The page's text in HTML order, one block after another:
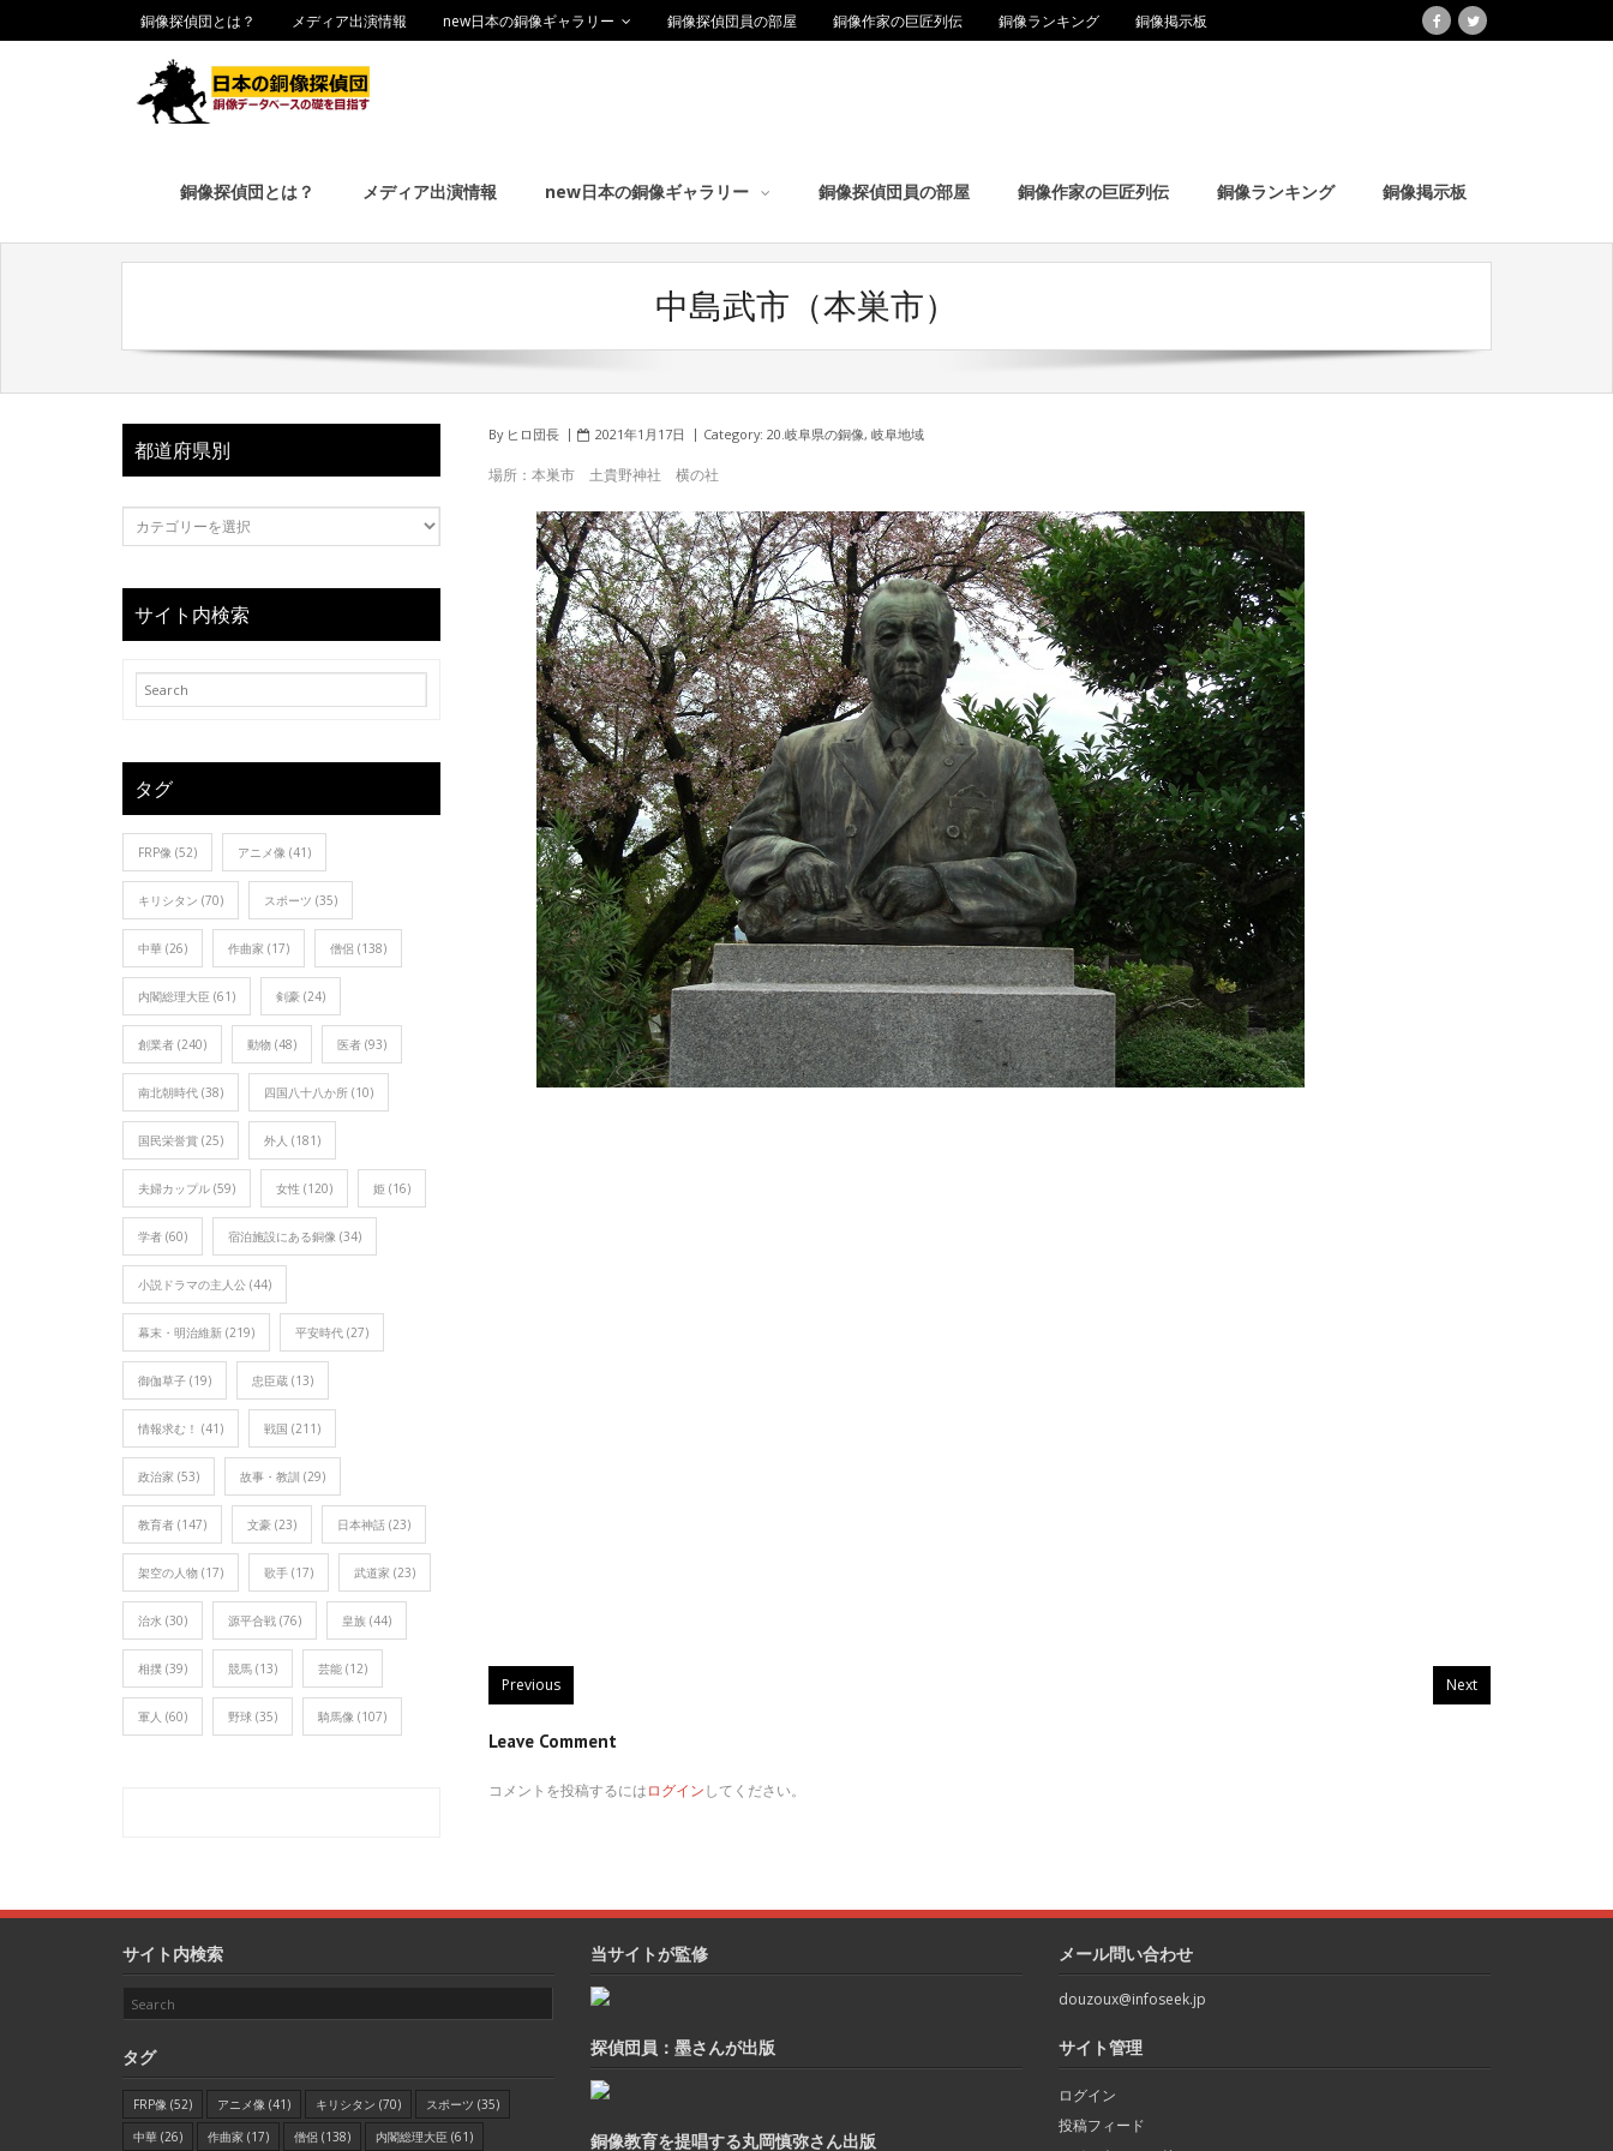
銅像探偵団とは？ メディア出演情報 new日本の銅像ギャラリー 銅像探偵団員の部屋 銅像作家の巨匠列伝 銅像ランキング 銅像掲示板
銅像探偵団とは？ メディア出演情報 new日本の銅像ギャラリー 銅像探偵団員の部屋 銅像作家の巨匠列伝 銅像ランキング 銅像掲示板
中島武市（本巣市）
By ヒロ団長 2021年1月17日 Category: 20.岐阜県の銅像, 岐阜地域
場所：本巣市 土貴野神社 横の社
Previous Next
Leave Comment
コメントを投稿するにはログインしてください。
都道府県別
サイト内検索
タグ
FRP像 (52) アニメ像 (41)
キリシタン (70) スポーツ (35)
中華 (26) 作曲家 (17) 僧侶 (138)
内閣総理大臣 (61) 剣豪 (24)
創業者 (240) 動物 (48) 医者 (93)
南北朝時代 (38) 四国八十八か所 (10)
国民栄誉賞 (25) 外人 (181)
夫婦カップル (59) 女性 (120) 姫 (16)
学者 (60) 宿泊施設にある銅像 (34)
小説ドラマの主人公 (44)
幕末・明治維新 (219) 平安時代 (27)
御伽草子 (19) 忠臣蔵 (13)
情報求む！ (41) 戦国 (211)
政治家 (53) 故事・教訓 (29)
教育者 (147) 文豪 (23) 日本神話 (23)
架空の人物 (17) 歌手 (17) 武道家 (23)
治水 (30) 源平合戦 (76) 皇族 (44)
相撲 (39) 競馬 (13) 芸能 (12)
軍人 (60) 野球 (35) 騎馬像 (107)
サイト内検索
タグ
FRP像 (52) アニメ像 (41) キリシタン (70) スポーツ (35)
中華 (26) 作曲家 (17) 僧侶 (138) 内閣総理大臣 (61)
当サイトが監修
探偵団員：墨さんが出版
銅像教育を提唱する丸岡慎弥さん出版
メール問い合わせ
douzoux@infoseek.jp
サイト管理
ログイン
投稿フィード